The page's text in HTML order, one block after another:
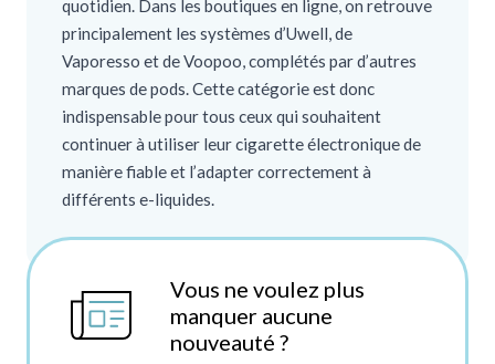
quotidien. Dans les boutiques en ligne, on retrouve
principalement les systèmes d’Uwell, de
Vaporesso et de Voopoo, complétés par d’autres
marques de pods. Cette catégorie est donc
indispensable pour tous ceux qui souhaitent
continuer à utiliser leur cigarette électronique de
manière fiable et l’adapter correctement à
différents e-liquides.
Vous ne voulez plus
manquer aucune
nouveauté ?